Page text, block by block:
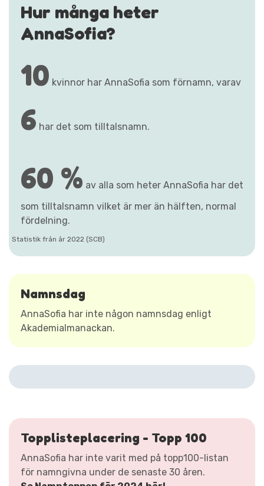
Hur många heter
AnnaSofia?
10 kvinnor har AnnaSofia som förnamn, varav
6 har det som tilltalsnamn.
60 % av alla som heter AnnaSofia har det
som tilltalsnamn vilket är mer än hälften, normal
fördelning.
Statistik från år 2022 (SCB)
Namnsdag
AnnaSofia har inte någon namnsdag enligt
Akademialmanackan.
Topplisteplacering - Topp 100
AnnaSofia har inte varit med på topp100-listan
för namngivna under de senaste 30 åren.